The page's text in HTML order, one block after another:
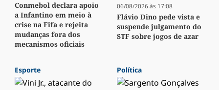
Conmebol declara apoio
a Infantino em meio à
crise na Fifa e rejeita
mudanças fora dos
mecanismos oficiais
06/08/2026 às 17:08
Flávio Dino pede vista e
suspende julgamento do
STF sobre jogos de azar
Esporte Política